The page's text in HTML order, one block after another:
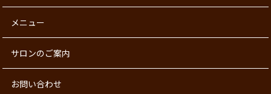
メニュー
サロンのご案内
お問い合わせ